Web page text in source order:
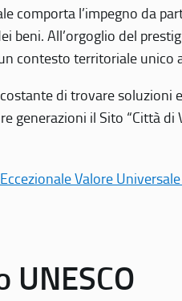
comporta l’impegno da
beni. All’orgoglio del
contesto territoriale
di trovare
il Sito “Città
Valore Universale